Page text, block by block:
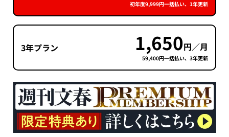
初年度9,999円一括払い、1年更新
3年プラン 1,650円／月
59,400円一括払い、3年更新